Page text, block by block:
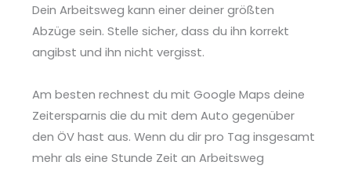
Dein Arbeitsweg kann einer deiner größten
Abzüge sein. Stelle sicher, dass du ihn korrekt
angibst und ihn nicht vergisst.
Am besten rechnest du mit Google Maps deine
Zeitersparnis die du mit dem Auto gegenüber
den ÖV hast aus. Wenn du dir pro Tag insgesamt
mehr als eine Stunde Zeit an Arbeitsweg